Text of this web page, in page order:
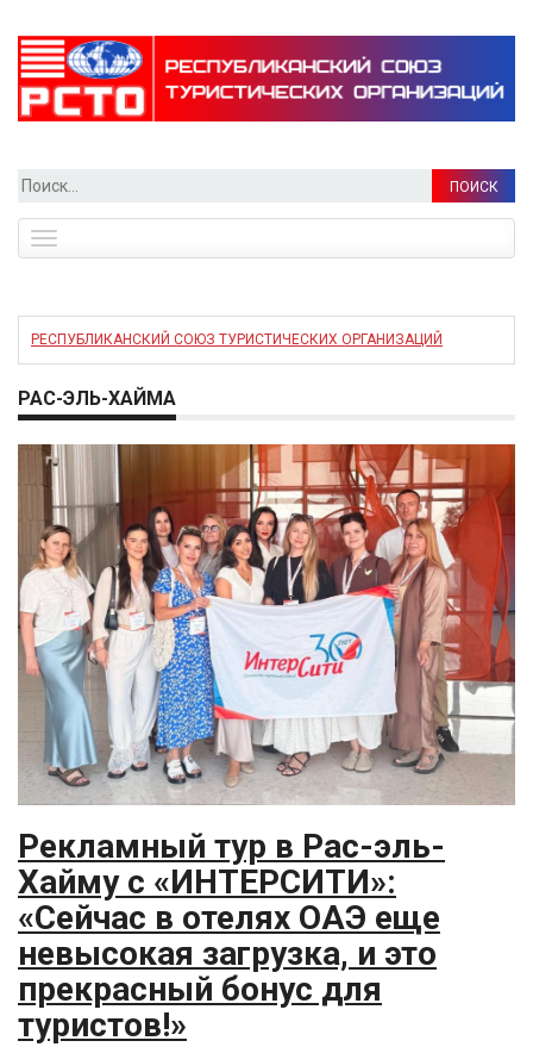
Найти:
navigation
РЕСПУБЛИКАНСКИЙ СОЮЗ ТУРИСТИЧЕСКИХ ОРГАНИЗАЦИЙ
РАС-ЭЛЬ-ХАЙМА
Рекламный тур в Рас-эль-
Хайму с «ИНТЕРСИТИ»:
«Сейчас в отелях ОАЭ еще
невысокая загрузка, и это
прекрасный бонус для
туристов!»